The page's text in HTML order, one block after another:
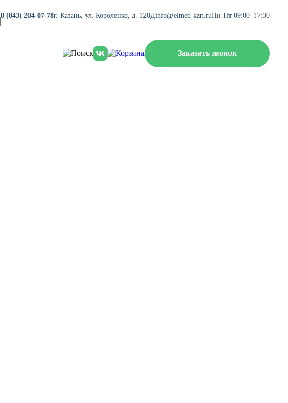
8 (843) 204-07-78г. Казань, ул. Короленко, д. 120Дinfo@elmed-kzn.ruПн-Пт 09:00–17:30
Заказать звонок